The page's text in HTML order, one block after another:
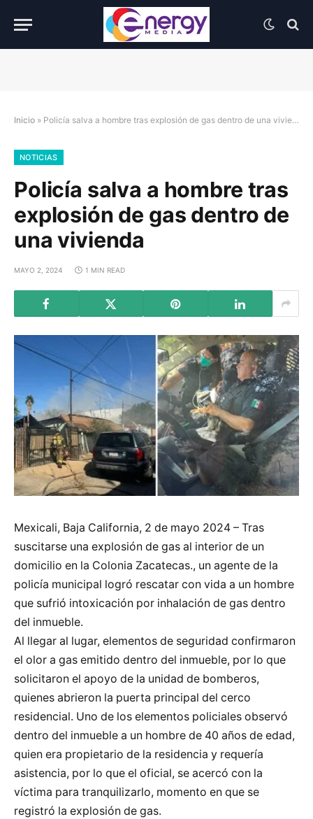
Inicio » Policía salva a hombre tras explosión de gas dentro de una vivienda
NOTICIAS
Policía salva a hombre tras
explosión de gas dentro de
una vivienda
MAYO 2, 2024 1 MIN READ
Mexicali, Baja California, 2 de mayo 2024 – Tras
suscitarse una explosión de gas al interior de un
domicilio en la Colonia Zacatecas., un agente de la
policía municipal logró rescatar con vida a un hombre
que sufrió intoxicación por inhalación de gas dentro
del inmueble.
Al llegar al lugar, elementos de seguridad confirmaron
el olor a gas emitido dentro del inmueble, por lo que
solicitaron el apoyo de la unidad de bomberos,
quienes abrieron la puerta principal del cerco
residencial. Uno de los elementos policiales observó
dentro del inmueble a un hombre de 40 años de edad,
quien era propietario de la residencia y requería
asistencia, por lo que el oficial, se acercó con la
víctima para tranquilizarlo, momento en que se
registró la explosión de gas.